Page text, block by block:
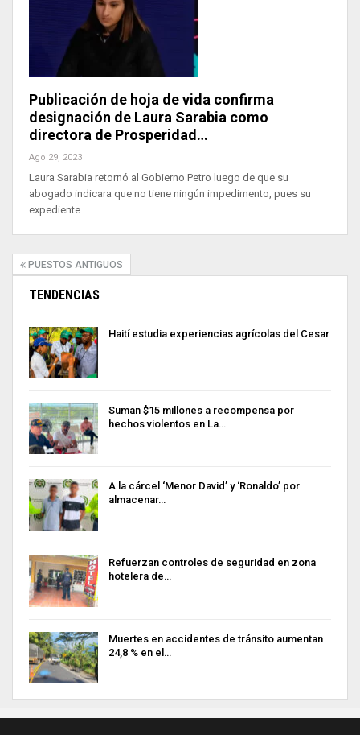
Publicación de hoja de vida confirma
designación de Laura Sarabia como
directora de Prosperidad…
Ago 29, 2023
Laura Sarabia retornó al Gobierno Petro luego de que su
abogado indicara que no tiene ningún impedimento, pues su
expediente…
PUESTOS ANTIGUOS
TENDENCIAS
Haití estudia experiencias agrícolas del Cesar
Suman $15 millones a recompensa por
hechos violentos en La…
A la cárcel ‘Menor David’ y ‘Ronaldo’ por
almacenar…
Refuerzan controles de seguridad en zona
hotelera de…
Muertes en accidentes de tránsito aumentan
24,8 % en el…